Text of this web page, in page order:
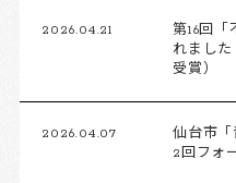
2026.04.21
第16回
れまし
受賞）
2026.04.07
仙台市
2回フォ